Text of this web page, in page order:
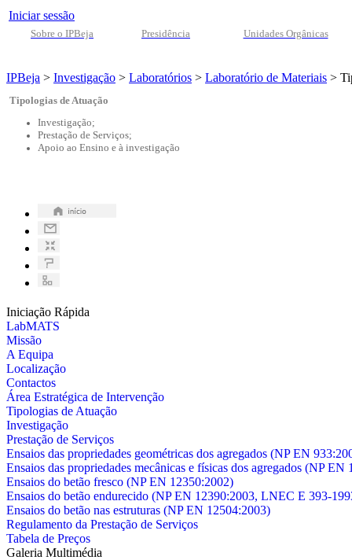
Iniciar sessão
Sobre o IPBeja Presidência Unidades Orgânicas
IPBeja > Investigação > Laboratórios > Laboratório de Materiais >
Tipologias de Atuação
Investigação;
Prestação de Serviços;
Apoio ao Ensino e à investigação
Iniciação Rápida
LabMATS
Missão
A Equipa
Localização
Contactos
Área Estratégica de Intervenção
Tipologias de Atuação
Investigação
Prestação de Serviços
Ensaios das propriedades geométricas dos agregados (NP EN
Ensaios das propriedades mecânicas e físicas dos agregados (NP EN
Ensaios do betão fresco (NP EN 12350:2002)
Ensaios do betão endurecido (NP EN 12390:2003, LNEC E 393-
Ensaios do betão nas estruturas (NP EN 12504:2003)
Regulamento da Prestação de Serviços
Tabela de Preços
Galeria Multimédia